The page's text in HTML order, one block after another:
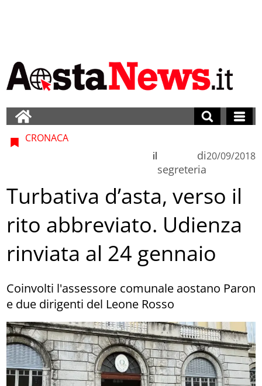
CRONACA
di
segreteria
il 20/09/2018
Turbativa d’asta, verso il
rito abbreviato. Udienza
rinviata al 24 gennaio
Coinvolti l'assessore comunale aostano Paron
e due dirigenti del Leone Rosso